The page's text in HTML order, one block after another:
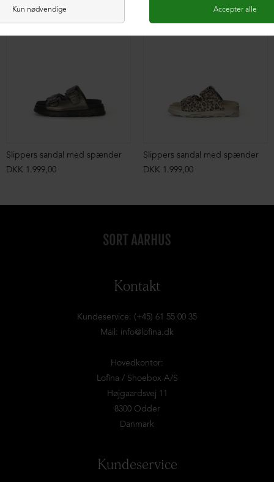
Slippers sandal med spænder
DKK 1.999,00
Slippers sandal med spænder
DKK 1.999,00
Kontakt
Kundeservice: (+45) 61 55 00 35
Mail: info@lofina.dk
Hovedkontor:
Lofina / Shoebox A/S
Højgaardsvej 11
8300 Odder
Danmark
Kundeservice